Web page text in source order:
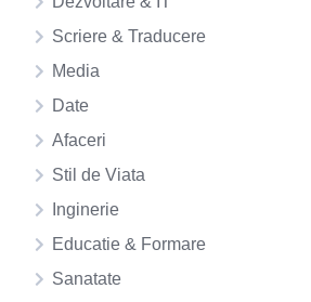
Scriere & Traducere
Media
Date
Afaceri
Stil de Viata
Inginerie
Educatie & Formare
Sanatate